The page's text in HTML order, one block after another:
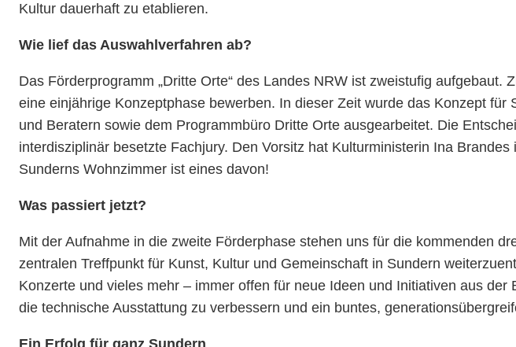
Kultur dauerhaft zu etablieren.
Wie lief das Auswahlverfahren ab?
Das Förderprogramm „Dritte Orte“ des Landes NRW ist zweistufig
eine einjährige Konzeptphase bewerben. In dieser Zeit wurde das Konzept
und Beratern sowie dem Programmbüro Dritte Orte ausgearbeitet. Die
interdisziplinär besetzte Fachjury. Den Vorsitz hat Kulturministerin Ina
Sunderns Wohnzimmer ist eines davon!
Was passiert jetzt?
Mit der Aufnahme in die zweite Förderphase stehen uns für die kommenden
zentralen Treffpunkt für Kunst, Kultur und Gemeinschaft in Sundern
Konzerte und vieles mehr – immer offen für neue Ideen und Initiativen aus
die technische Ausstattung zu verbessern und ein buntes,